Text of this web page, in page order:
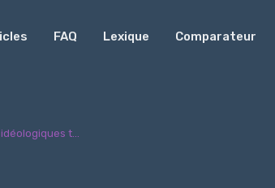
FAQ Lexique Comparateur
t...